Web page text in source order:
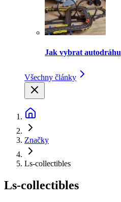
Jak vybrat autodráhu
Všechny články
Značky
Ls-collectibles
Ls-collectibles